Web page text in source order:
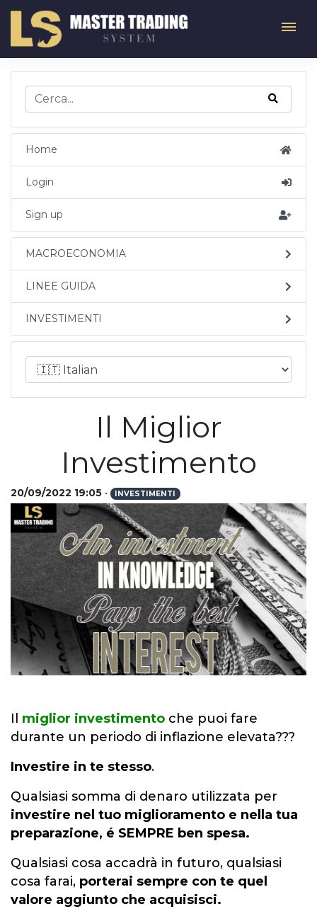
Home
Login
Sign up
MACROECONOMIA
LINEE GUIDA
INVESTIMENTI
Il Miglior
Investimento
20/09/2022 19:05 • INVESTIMENTI
Il miglior investimento che puoi fare
durante un periodo di inflazione elevata???
Investire in te stesso.
Qualsiasi somma di denaro utilizzata per
investire nel tuo miglioramento e nella tua
preparazione, é SEMPRE ben spesa.
Qualsiasi cosa accadrà in futuro, qualsiasi
cosa farai, porterai sempre con te quel
valore aggiunto che acquisisci.